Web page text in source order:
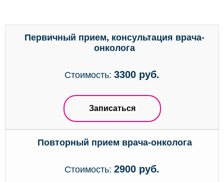
Первичный прием, консультация врача-
онколога
Стоимость: 3300 руб.
Записаться
Повторный прием врача-онколога
Стоимость: 2900 руб.